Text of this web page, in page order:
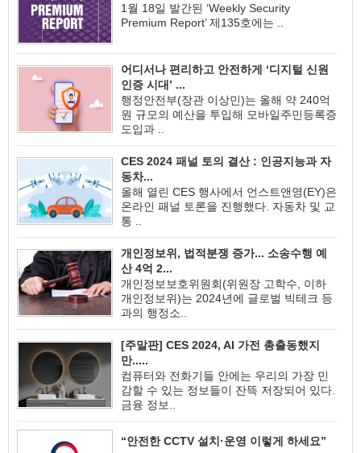
1월 18일 발간된 ‘Weekly Security
Premium Report’ 제135호에는 ..
어디서나 편리하고 안전하게 ‘디지털 신원
인증 시대’ ...
행정안전부(장관 이상민)는 올해 약 240억
원 규모의 예산을 투입해 모바일주민등록증
도입과 ..
CES 2024 패널 토의 결산 : 인공지능과 자
동차...
올해 열린 CES 행사에서 언스트앤영(EY)은
온라인 패널 토론을 진행했다. 자동차 및 교
통 ..
개인정보위, 법적분쟁 증가... 소송수행 예
산 4억 2...
개인정보보호위원회(위원장 고학수, 이하
개인정보위)는 2024년에 글로벌 빅테크 등
과의 행정소..
[주말판] CES 2024, AI 가전 총출동했지
만.....
컴퓨터와 전화기들 안에는 우리의 가장 민
감할 수 있는 정보들이 잔뜩 저장되어 있다.
금융 정보..
“안전한 CCTV 설치·운영 이렇게 하세요”